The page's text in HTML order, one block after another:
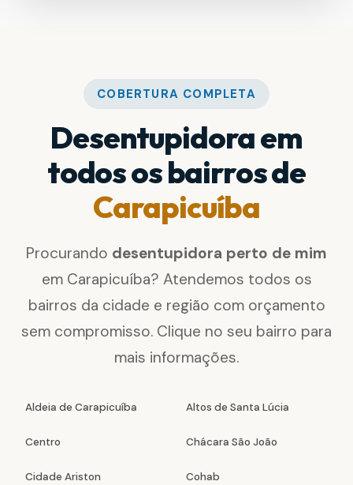
COBERTURA COMPLETA
Desentupidora em
todos os bairros de
Carapicuíba
Procurando desentupidora perto de mim
em Carapicuíba? Atendemos todos os
bairros da cidade e região com orçamento
sem compromisso. Clique no seu bairro para
mais informações.
Aldeia de Carapicuíba Altos de Santa Lúcia
Centro Chácara São João
Cidade Ariston Cohab